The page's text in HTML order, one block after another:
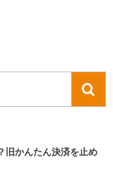
旧かんたん決済を止め